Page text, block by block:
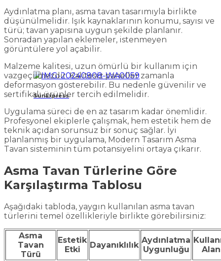
SunExpress
Aydınlatma planı, asma tavan tasarımıyla birlikte
düşünülmelidir. Işık kaynaklarının konumu, sayısı ve
türü; tavan yapısına uygun şekilde planlanır.
Sonradan yapılan eklemeler, istenmeyen
görüntülere yol açabilir.
Malzeme kalitesi, uzun ömürlü bir kullanım için
vazgeçilmezdir. Kalitesiz paneller zamanla
deformasyon gösterebilir. Bu nedenle güvenilir ve
sertifikalı ürünler tercih edilmelidir.
Uygulama süreci de en az tasarım kadar önemlidir.
Profesyonel ekiplerle çalışmak, hem estetik hem de
teknik açıdan sorunsuz bir sonuç sağlar. İyi
planlanmış bir uygulama, Modern Tasarım Asma
Tavan sisteminin tüm potansiyelini ortaya çıkarır.
Asma Tavan Türlerine Göre
Karşılaştırma Tablosu
Aşağıdaki tabloda, yaygın kullanılan asma tavan
türlerini temel özellikleriyle birlikte görebilirsiniz:
Asma
Tavan
Türü
Estetik
Etki
Dayanıklılık
Aydınlatma
Uygunluğu